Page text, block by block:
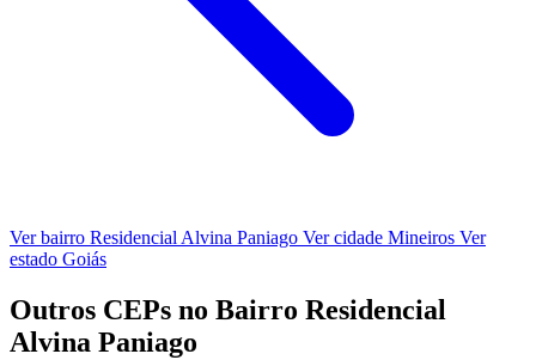
Ver bairro Residencial Alvina Paniago Ver cidade Mineiros Ver
estado Goiás
Outros CEPs no Bairro Residencial
Alvina Paniago